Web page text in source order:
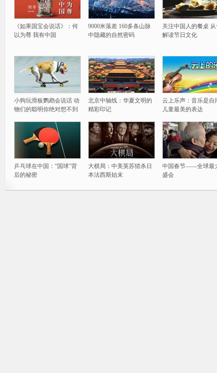
《如果国宝会说话》：何
以为尊 我有中国
9000米落差 160多条山脉
中隐藏的自然密码
关注中国人的餐桌
解读节日文化
小狗玩滑板鹦鹉会说话 动
物们的聪明你绝对想不到
北京中轴线：华夏文明的
精彩印记
云上乐声：音乐是自
儿童最美的表达
乒乓球在中国：“国球”背
后的秘密
大棋局：中美英苏猎杀日
本法西斯始末
中国春节——全球最
盛会